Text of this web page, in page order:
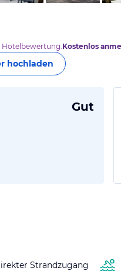
Hotelbewertung.Kostenlos
hochladen
Gut
Strandzugang